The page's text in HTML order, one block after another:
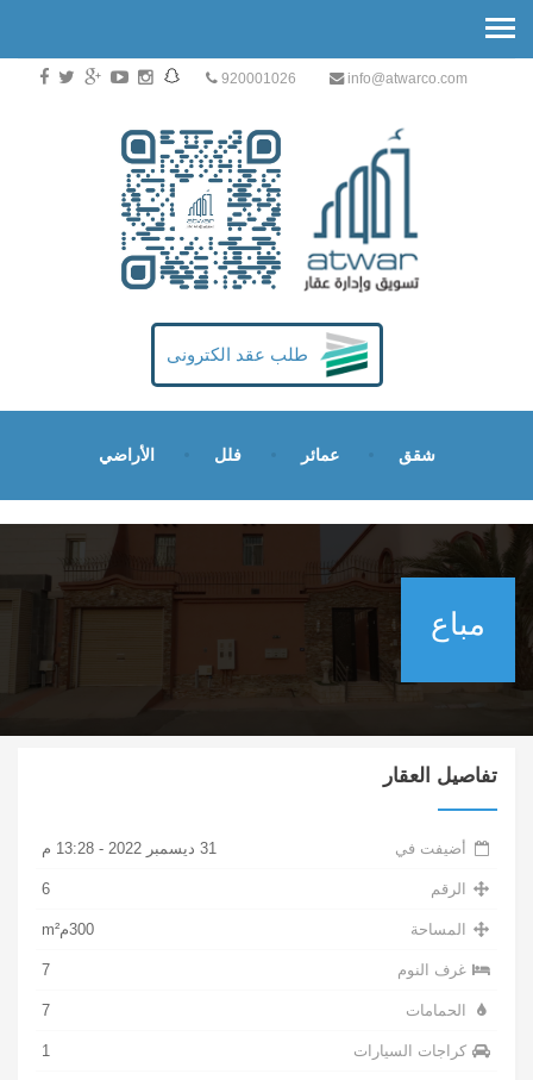
920001026 info@atwarco.com
طلب عقد الكترونى
شقق عمائر فلل الأراضي
مباع
تفاصيل العقار
أضيفت في 31 ديسمبر 2022 - 13:28 م
الرقم 6
المساحة 300مm²
غرف النوم 7
الحمامات 7
كراجات السيارات 1